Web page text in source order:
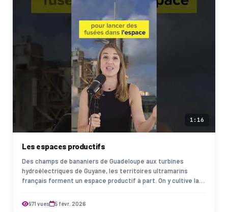
1:16
Les espaces productifs
Des champs de bananiers de Guadeloupe aux turbines
hydroélectriques de Guyane, les territoires ultramarins
français forment un espace productif à part. On y cultive la
971 vues 5 févr. 2026